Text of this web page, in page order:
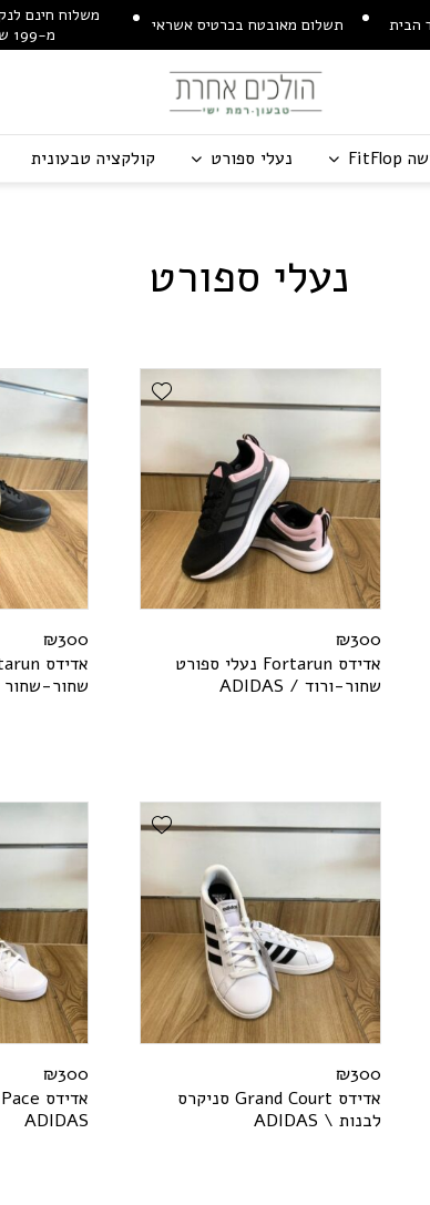
הבית תשלום מאובטח בכרטיס אשראי
משלוח חינם
מ-199 ש"ח
FitFlop נעלי ספורט קולקציה טבעונית
נעלי ספורט
Add Wishlist
₪300
אדידס
Fortarun
נעלי ספורט
שחור-ורוד /
ADIDAS
₪300
אדידס
arun
שחור-
Add
Add Wishlist
₪300
אדידס
Grand Court
סניקרס
לבנות \
ADIDAS
₪300
אדידס
Pace
ADIDAS